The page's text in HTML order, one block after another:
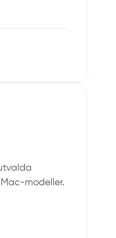
modeller.